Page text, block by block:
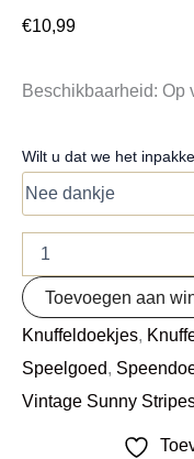
€10,99
Beschikbaarheid: Op
Wilt u dat we het
Toevoegen aan
Knuffeldoekjes
Speelgoed
Vintage Sunny